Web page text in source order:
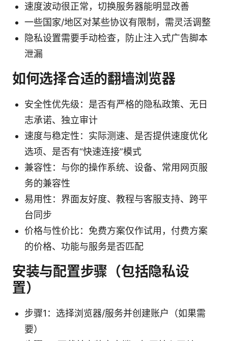
速度波动很正常，切换服务器能明显改善
一些国家/地区对某些协议有限制，需灵活调整
隐私设置需要手动检查，防止注入式广告脚本
泄漏
如何选择合适的翻墙浏览器
安全性优先级：是否有严格的隐私政策、无日
志承诺、独立审计
速度与稳定性：实际测速、是否提供速度优化
选项、是否有“快速连接”模式
兼容性：与你的操作系统、设备、常用网页服
务的兼容性
易用性：界面友好度、教程与客服支持、跨平
台同步
价格与性价比：免费方案仅作试用，付费方案
的价格、功能与服务是否匹配
安装与配置步骤（包括隐私设
置）
步骤1：选择浏览器/服务并创建账户（如果需
要）